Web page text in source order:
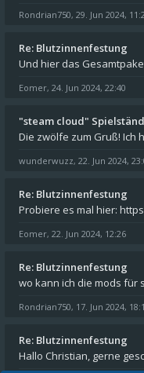
Rondrian750, 29. Jun 2024,
Re: Blutzinnenfestung
Eomer, 24. Jun 2024, 22:40
"steam cloud"
wunderwuzz, 22. Jun 2024,
Re: Blutzinnenfestung
Eomer, 22. Jun 2024, 12:26
Re: Blutzinnenfestung
wo kann ich die mods für
Rondrian750, 17. Jun 2024,
Re: Blutzinnenfestung